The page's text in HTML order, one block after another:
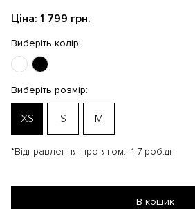
Ціна: 1 799 грн.
Виберіть колір:
Виберіть розмір:
XS S M
*Відправлення протягом: 1-7 роб.дні
В кошик